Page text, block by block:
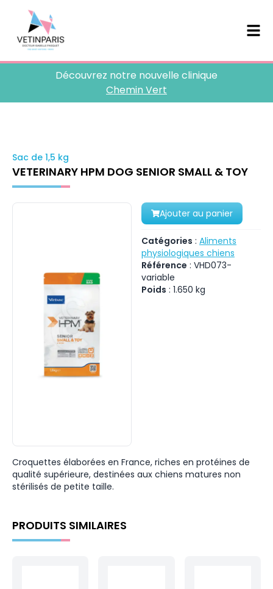
Découvrez notre nouvelle clinique
Chemin Vert
Sac de 1,5 kg
VETERINARY HPM DOG SENIOR SMALL & TOY
Ajouter au panier
Catégories : Aliments
physiologiques chiens
Référence : VHD073-
variable
Poids : 1.650 kg
Croquettes élaborées en France, riches en protéines de
qualité supérieure, destinées aux chiens matures non
stérilisés de petite taille.
PRODUITS SIMILAIRES